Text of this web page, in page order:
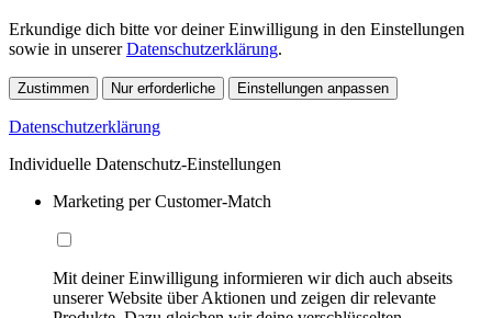
Erkundige dich bitte vor deiner Einwilligung in den Einstellungen
sowie in unsererDatenschutzerklärung.
Zustimmen Nur erforderliche Einstellungen anpassen
Datenschutzerklärung
Individuelle Datenschutz-Einstellungen
Marketing per Customer-Match
Mit deiner Einwilligung informieren wir dich auch abseits
unserer Website über Aktionen und zeigen dir relevante